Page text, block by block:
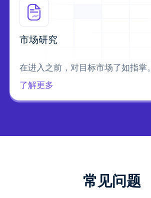
市场研究
在进入之前，对目标市场了如指掌。
了解更多
常见问题